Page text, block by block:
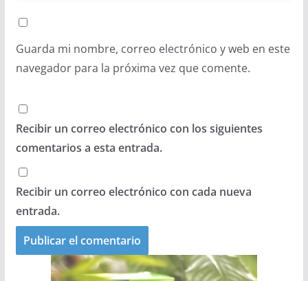
Guarda mi nombre, correo electrónico y web en este
navegador para la próxima vez que comente.
Recibir un correo electrónico con los siguientes
comentarios a esta entrada.
Recibir un correo electrónico con cada nueva
entrada.